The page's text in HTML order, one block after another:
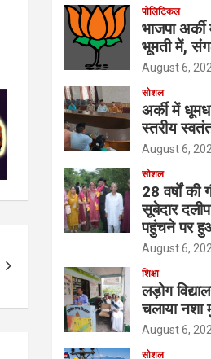
पोलिटिकल
भाजपा
भूमती में,
August 6,
सोशल
अर्की में
स्तरीय
August 6,
सोशल
28 वर्षों की
सूबेदार
पहुंचने पर
August 6,
शिक्षा
लड़ोग
चलाया नशा
August 6,
सोशल